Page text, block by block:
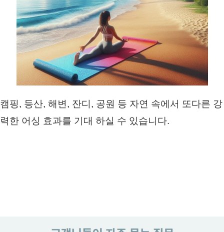
캠핑, 등산, 해변, 잔디, 공원 등 자연 속에서 또다른 강
력한 어싱 효과를 기대 하실 수 있습니다.